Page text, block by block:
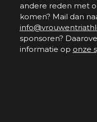
andere reden met
komen? Mail dan
sponsoren?
informatie op onze